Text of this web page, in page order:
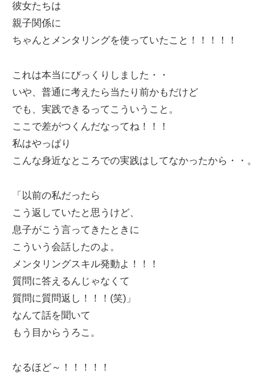
彼女たちは
親子関係に
ちゃんとメンタリングを使っていたこと！！！！！
これは本当にびっくりしました・・
いや、普通に考えたら当たり前かもだけど
でも、実践できるってこういうこと。
ここで差がつくんだなってね！！！
私はやっぱり
こんな身近なところでの実践はしてなかったから・・。
「以前の私だったら
こう返していたと思うけど、
息子がこう言ってきたときに
こういう会話したのよ。
メンタリングスキル発動よ！！！
質問に答えるんじゃなくて
質問に質問返し！！！(笑)」
なんて話を聞いて
もう目からうろこ。
なるほど～！！！！！